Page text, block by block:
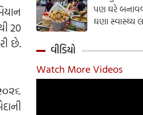
20
છે.
પણ ઘરે
ઘણા સ્વાસ્થ્ય
વીડિયો
Watch More Videos